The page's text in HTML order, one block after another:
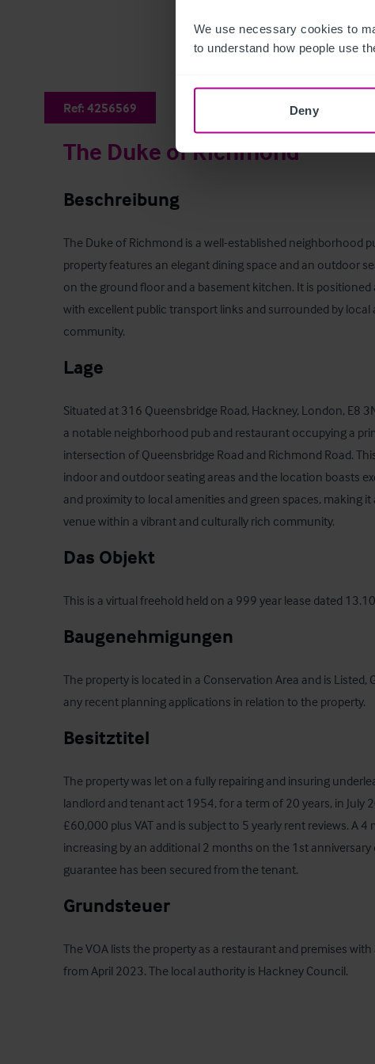
We use necessary cookies to
to understand how people use
Deny
Ref: 4256569
The Duke of Richmond
Beschreibung
The Duke of Richmond is a well-established neighborhood
property features an elegant dining space and an outdoor
on the ground floor and a basement kitchen. It is
with excellent public transport links and surrounded by local
community.
Lage
Situated at 316 Queensbridge Road, Hackney, London, E8
a notable neighborhood pub and restaurant occupying a
intersection of Queensbridge Road and Richmond Road.
indoor and outdoor seating areas and the location boasts
and proximity to local amenities and green spaces, making it
venue within a vibrant and culturally rich community.
Das Objekt
This is a virtual freehold held on a 999 year lease dated
Baugenehmigungen
The property is located in a Conservation Area and is Listed,
any recent planning applications in relation to the property.
Besitztitel
The property was let on a fully repairing and insuring
landlord and tenant act 1954, for a term of 20 years, in July
£60,000 plus VAT and is subject to 5 yearly rent reviews. A
increasing by an additional 2 months on the 1st anniversary
guarantee has been secured from the tenant.
Grundsteuer
The VOA lists the property as a restaurant and premises
from April 2023. The local authority is Hackney Council.